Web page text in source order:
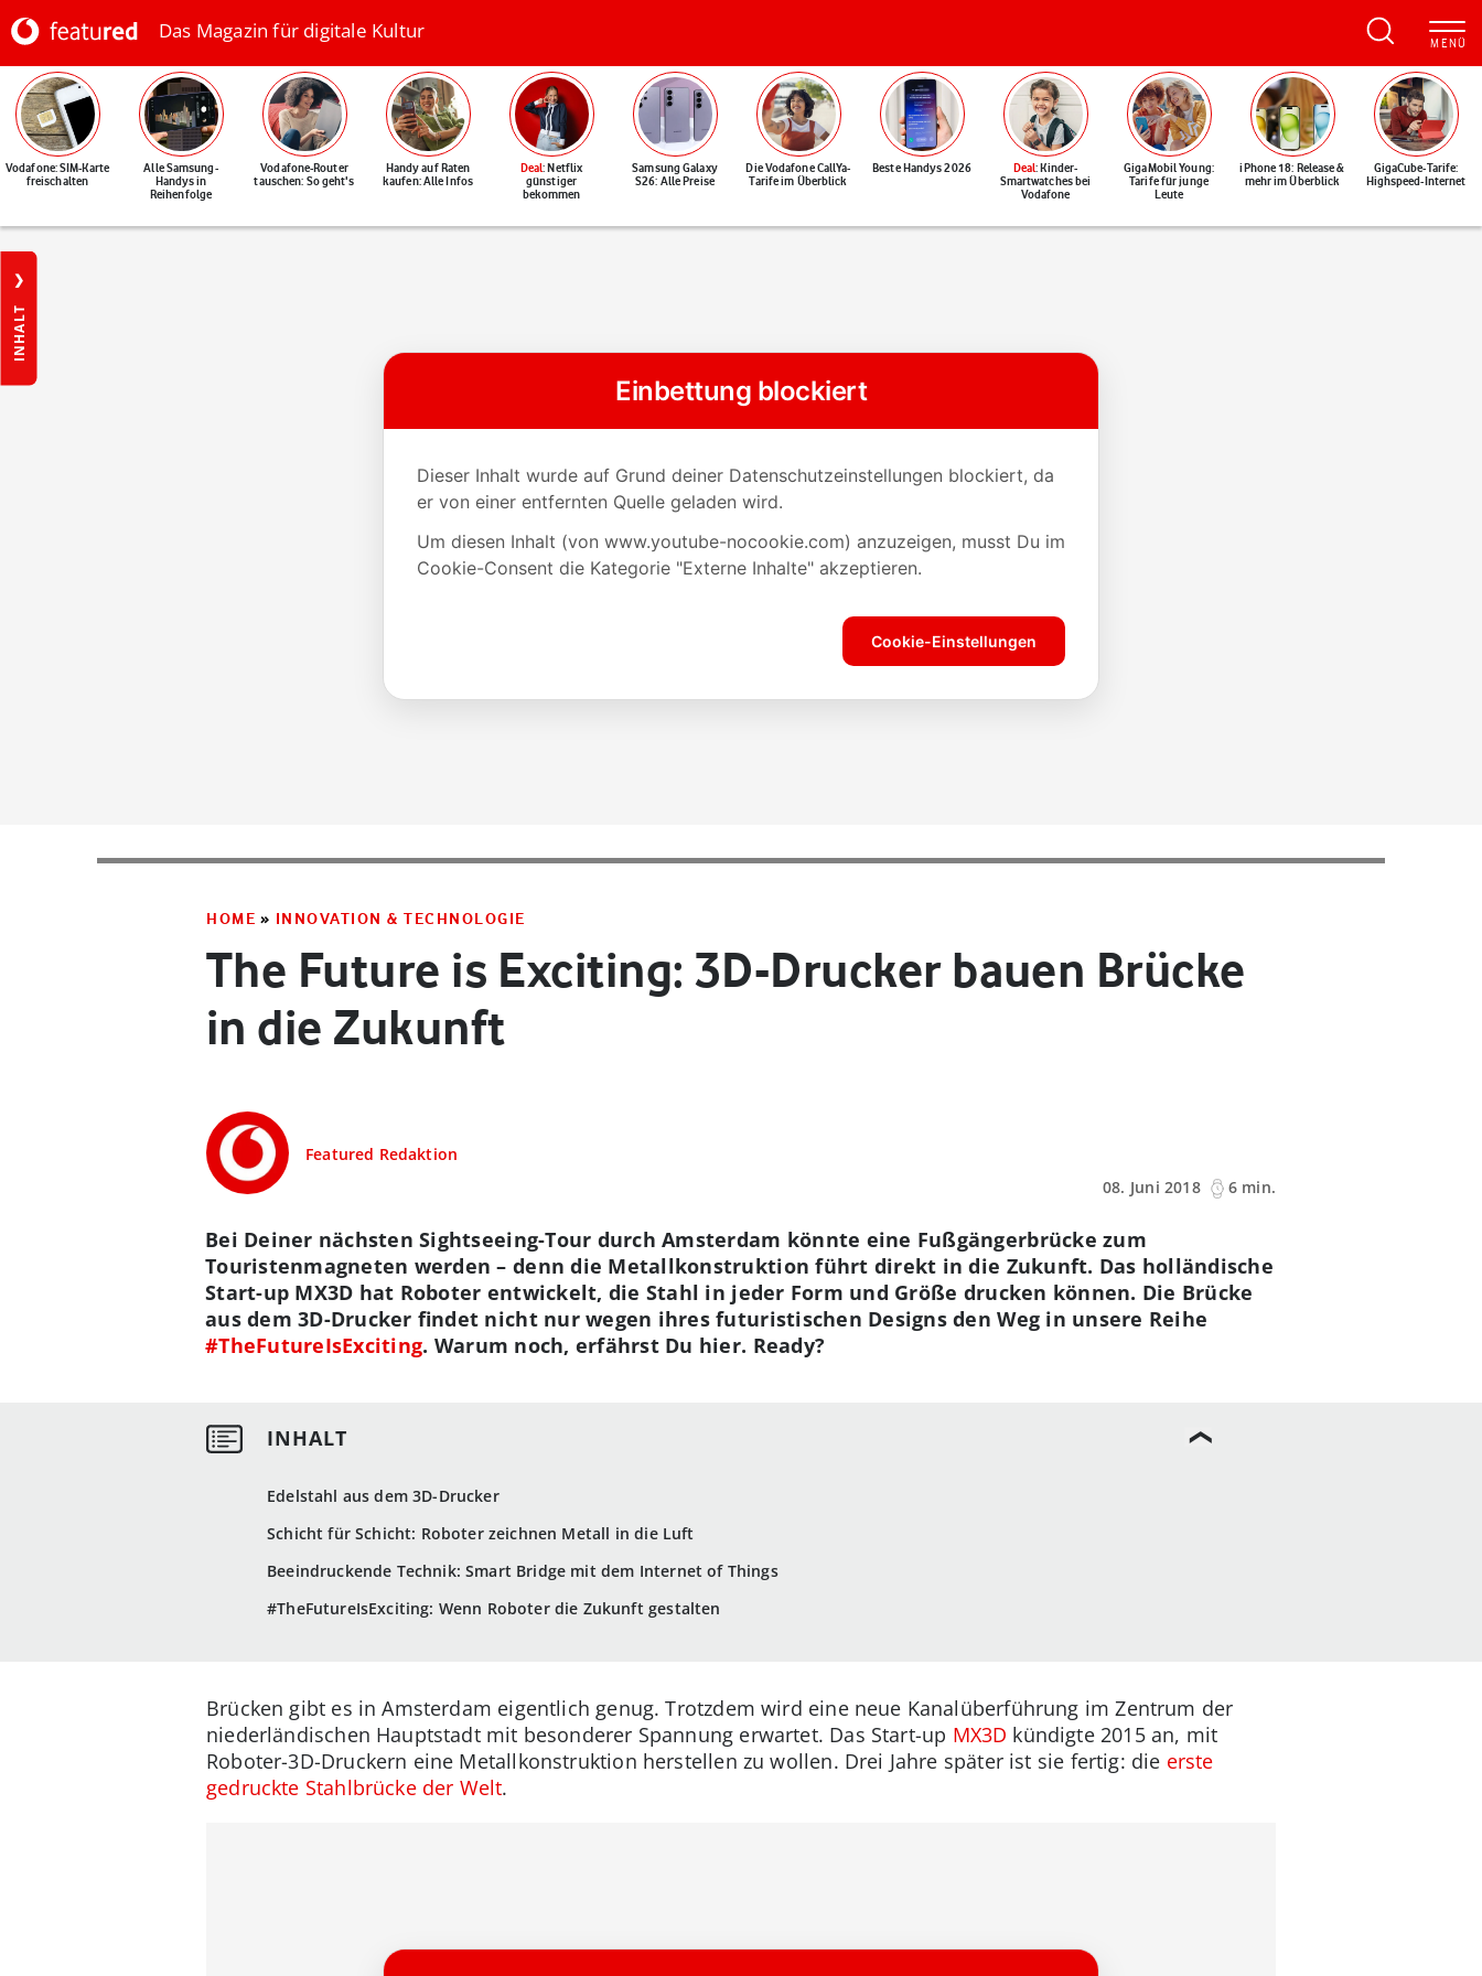
Das Magazin für digitale Kultur
Vodafone: SIM-Karte
freischalten
Alle Samsung-
Handys in
Reihenfolge
Vodafone-Router
tauschen: So geht's
Handy auf Raten
kaufen: Alle Infos
Deal: Netflix
günstiger
bekommen
Samsung Galaxy
S26: Alle Preise
Die Vodafone CallYa-
Tarife im Überblick
Beste Handys 2026 Deal: Kinder-
Smartwatches bei
Vodafone
GigaMobil Young:
Tarife für junge
Leute
iPhone 18: Release &
mehr im Überblick
GigaCube-Tarife:
Highspeed-Internet
INHALT
HOME » INNOVATION & TECHNOLOGIE
The Future is Exciting: 3D-Drucker bauen Brücke
in die Zukunft
Featured Redaktion
08. Juni 2018
6 min.
Edelstahl aus dem 3D-Drucker
Schicht für Schicht: Roboter zeichnen Metall in die Luft
Beeindruckende Technik: Smart Bridge mit dem Internet of Things
#TheFutureIsExciting: Wenn Roboter die Zukunft gestalten
Bei Deiner nächsten Sightseeing-Tour durch Amsterdam könnte eine Fußgängerbrücke zum
Touristenmagneten werden – denn die Metallkonstruktion führt direkt in die Zukunft. Das holländische
Start-up MX3D hat Roboter entwickelt, die Stahl in jeder Form und Größe drucken können. Die Brücke
aus dem 3D-Drucker findet nicht nur wegen ihres futuristischen Designs den Weg in unsere Reihe
#TheFutureIsExciting. Warum noch, erfährst Du hier. Ready?
Brücken gibt es in Amsterdam eigentlich genug. Trotzdem wird eine neue Kanalüberführung im Zentrum der
niederländischen Hauptstadt mit besonderer Spannung erwartet. Das Start-up MX3D kündigte 2015 an, mit
Roboter-3D-Druckern eine Metallkonstruktion herstellen zu wollen. Drei Jahre später ist sie fertig: die erste
gedruckte Stahlbrücke der Welt.